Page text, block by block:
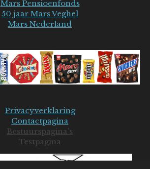
Mars Pensioenfonds
50 jaar Mars Veghel
Mars Nederland
Privacyverklaring
Contactpagina
Bestuurspagina's
Testpagina